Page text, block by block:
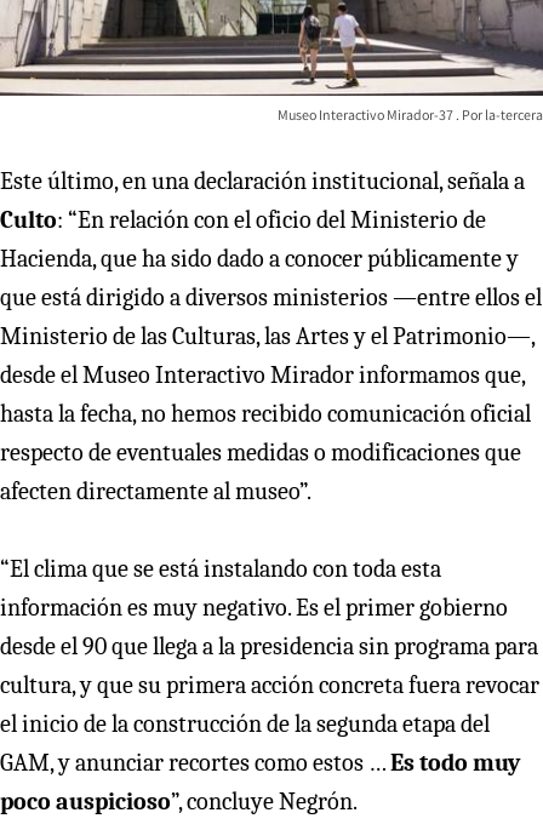
Museo Interactivo Mirador-37 la-tercera
Este último, en una declaración institucional, señala a
Culto: “En relación con el oficio del Ministerio de
Hacienda, que ha sido dado a conocer públicamente y
que está dirigido a diversos ministerios —entre ellos el
Ministerio de las Culturas, las Artes y el Patrimonio—,
desde el Museo Interactivo Mirador informamos que,
hasta la fecha, no hemos recibido comunicación oficial
respecto de eventuales medidas o modificaciones que
afecten directamente al museo”.
“El clima que se está instalando con toda esta
información es muy negativo. Es el primer gobierno
desde el 90 que llega a la presidencia sin programa para
cultura, y que su primera acción concreta fuera revocar
el inicio de la construcción de la segunda etapa del
GAM, y anunciar recortes como estos …Es todo muy
poco auspicioso”, concluye Negrón.